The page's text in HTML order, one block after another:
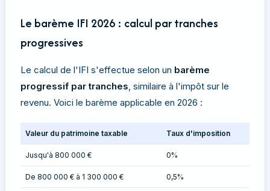
Le barème IFI 2026 : calcul par tranches
progressives
Le calcul de l'IFI s'effectue selon un barème
progressif par tranches, similaire à l'impôt sur le
revenu. Voici le barème applicable en 2026 :
Valeur du patrimoine taxable Taux d'imposition
Jusqu'à 800 000 € 0%
De 800 000 € à 1 300 000 € 0,5%